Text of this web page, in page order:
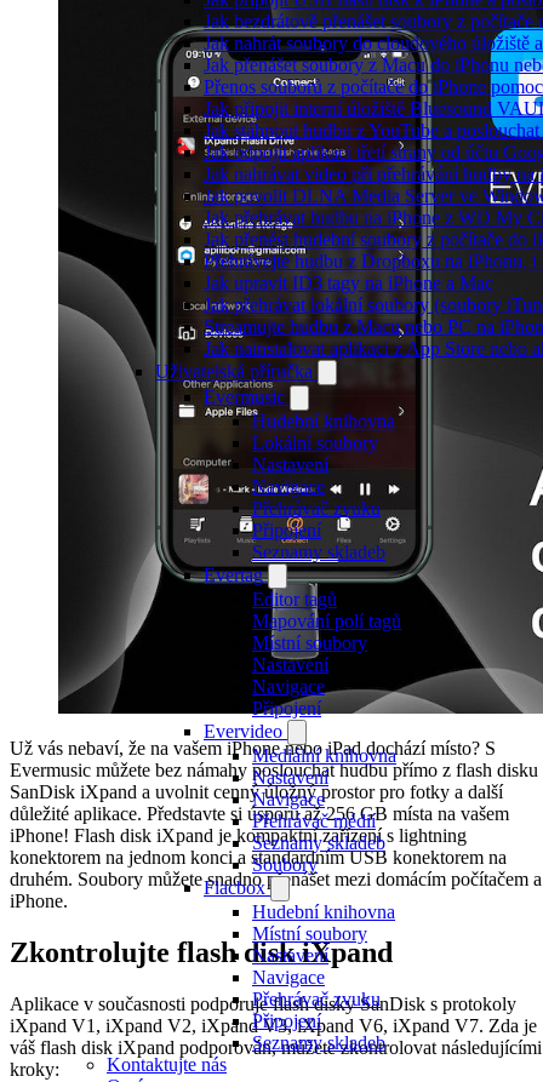
Jak bezdrátově přenášet soubory z
Jak nahrát soubory do cloudového
Jak přenášet soubory z Macu do iPhonu
Přenos souborů z počítače do iPhone
Jak připojit interní úložiště Bluesound
Jak stáhnout hudbu z YouTube a
Jak odpojit aplikaci třetí strany od účtu
Jak nahrávat video při přehrávání hudby na
Jak povolit DLNA Media Server ve
Jak přehrávat hudbu na iPhone z WD My
Jak přenést hudební soubory z počítače
Přehrávejte hudbu z Dropboxu na iPhonu,
Jak upravit ID3 tagy na iPhone a Mac
Jak přehrávat lokální soubory (soubory
Streamujte hudbu z Macu nebo PC na
Jak nainstalovat aplikaci z App Store nebo
Uživatelská příručka
Evermusic
Hudební knihovna
Lokální soubory
Nastavení
Navigace
Přehrávač zvuku
Připojení
Seznamy skladeb
Evertag
Editor tagů
Mapování polí tagů
Místní soubory
Nastavení
Navigace
Připojení
Evervideo
Mediální knihovna
Nastavení
Navigace
Přehrávač médií
Seznamy skladeb
Soubory
Flacbox
Hudební knihovna
Místní soubory
Nastavení
Navigace
Přehrávač zvuku
Připojení
Seznamy skladeb
Kontaktujte nás
Už vás nebaví, že na vašem iPhone nebo iPad dochází místo? S
Evermusic můžete bez námahy poslouchat hudbu přímo z flash disku
SanDisk iXpand a uvolnit cenný úložný prostor pro fotky a další
důležité aplikace. Představte si úsporu až 256 GB místa na vašem
iPhone! Flash disk iXpand je kompaktní zařízení s lightning
konektorem na jednom konci a standardním USB konektorem na
druhém. Soubory můžete snadno přenášet mezi domácím počítačem a
iPhone.
Zkontrolujte flash disk iXpand
Aplikace v současnosti podporuje flash disky SanDisk s protokoly
iXpand V1, iXpand V2, iXpand V3, iXpand V6, iXpand V7. Zda je
váš flash disk iXpand podporován, můžete zkontrolovat následujícími
kroky: